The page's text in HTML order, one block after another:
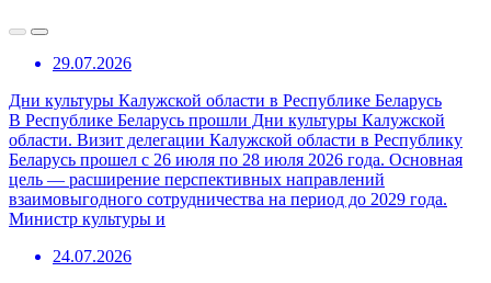
29.07.2026
Дни культуры Калужской области в Республике Беларусь
В Республике Беларусь прошли Дни культуры Калужской
области. Визит делегации Калужской области в Республику
Беларусь прошел с 26 июля по 28 июля 2026 года. Основная
цель — расширение перспективных направлений
взаимовыгодного сотрудничества на период до 2029 года.
Министр культуры и
24.07.2026